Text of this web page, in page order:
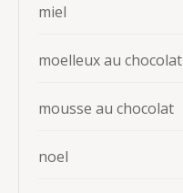
miel
moelleux au chocolat
mousse au chocolat
noel